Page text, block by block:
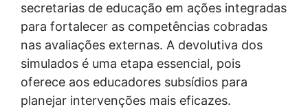
secretarias de educação em ações integradas
para fortalecer as competências cobradas
nas avaliações externas. A devolutiva dos
simulados é uma etapa essencial, pois
oferece aos educadores subsídios para
planejar intervenções mais eficazes.